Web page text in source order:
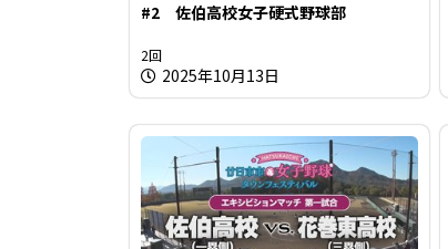
#2 佐伯高校女子硬式野球部
2回
2025年10月13日